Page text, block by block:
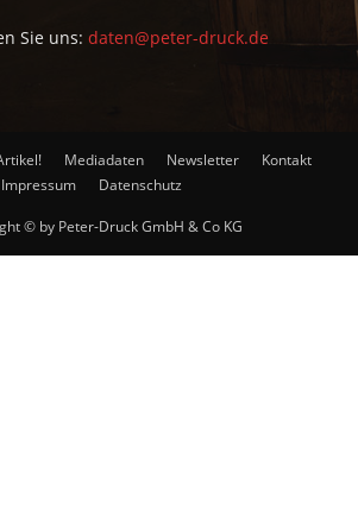
Sie uns:daten@peter-druck.de
Mediadaten Newsletter
Kontakt
Impressum
Datenschutz
© by Peter-Druck GmbH & Co KG